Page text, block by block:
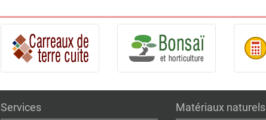
Services Matériaux naturels